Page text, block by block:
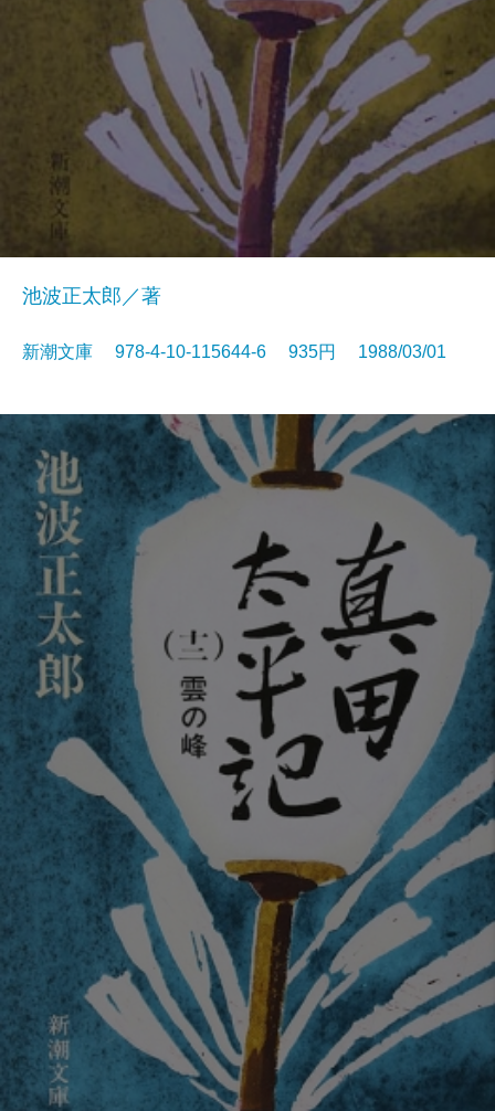
池波正太郎／著
新潮文庫 978-4-10-115644-6 935円 1988/03/01